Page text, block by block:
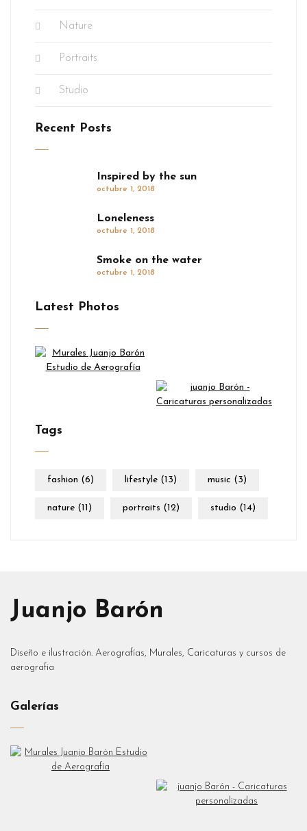
Nature
Portraits
Studio
Recent Posts
Inspired by the sun
octubre 1, 2018
Loneleness
octubre 1, 2018
Smoke on the water
octubre 1, 2018
Latest Photos
Tags
fashion (6) lifestyle (13) music (3)
nature (11) portraits (12) studio (14)
Juanjo Barón
Diseño e ilustración. Aerografías, Murales, Caricaturas y cursos de
aerografia
Galerías